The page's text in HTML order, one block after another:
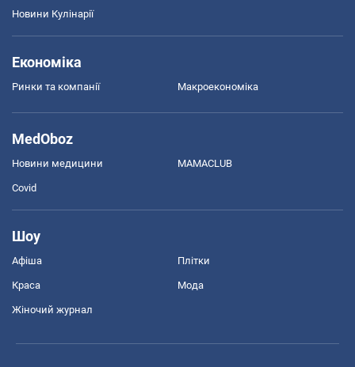
Новини Кулінарії
Економіка
Ринки та компанії Макроекономіка
MedOboz
Новини медицини MAMACLUB
Covid
Шоу
Афіша Плітки
Краса Мода
Жіночий журнал